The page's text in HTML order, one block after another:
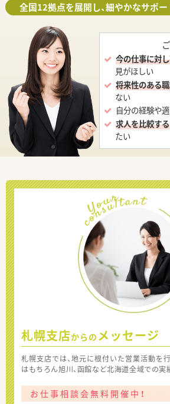
全国12拠点を展開し、細やかなサポー
今の仕事に対
見がほしい
将来性のある
ない
自分の経験や適
求人を比較す
たい
札幌支店からの メッセージ
札幌支店では、地元に根付いた営業活動を
はもちろん旭川、函館など北海道全域での実
お仕事相談会無料開催中！